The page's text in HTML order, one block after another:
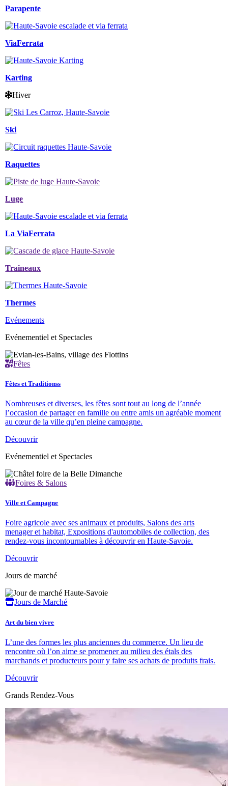
Parapente
ViaFerrata
Karting
Hiver
Ski
Raquettes
Luge
La ViaFerrata
Traineaux
Thermes
Evénements
Evénementiel et Spectacles
Fêtes
Fêtes et Traditionss
Nombreuses et diverses, les fêtes sont tout au long de l’année
l’occasion de partager en famille ou entre amis un agréable moment
au cœur de la ville qu’en pleine campagne.
Découvrir
Evénementiel et Spectacles
Foires & Salons
Ville et Campagne
Foire agricole avec ses animaux et produits, Salons des arts
menager et habitat, Expositions d'automobiles de collection, des
rendez-vous incontournables à découvrir en Haute-Savoie.
Découvrir
Jours de marché
Jours de Marché
Art du bien vivre
L’une des formes les plus anciennes du commerce. Un lieu de
rencontre où l’on aime se promener au milieu des étals des
marchands et producteurs pour y faire ses achats de produits frais.
Découvrir
Grands Rendez-Vous